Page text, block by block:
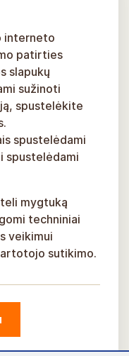
interneto
patirties
slapukų
sužinoti
spustelėkite
spustelėdami
spustelėdami
mygtuką
techniniai
veikimui
sutikimo.